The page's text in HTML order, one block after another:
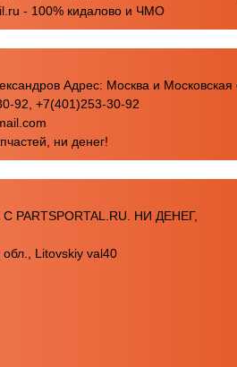
- 100% кидалово и ЧМО
Адрес: Москва и Московская
92, +7(401)253-30-92
ни денег!
НИ ДЕНЕГ,
Litovskiy val40